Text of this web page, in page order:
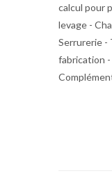
calcul pour
levage -
Serrurerie -
fabrication